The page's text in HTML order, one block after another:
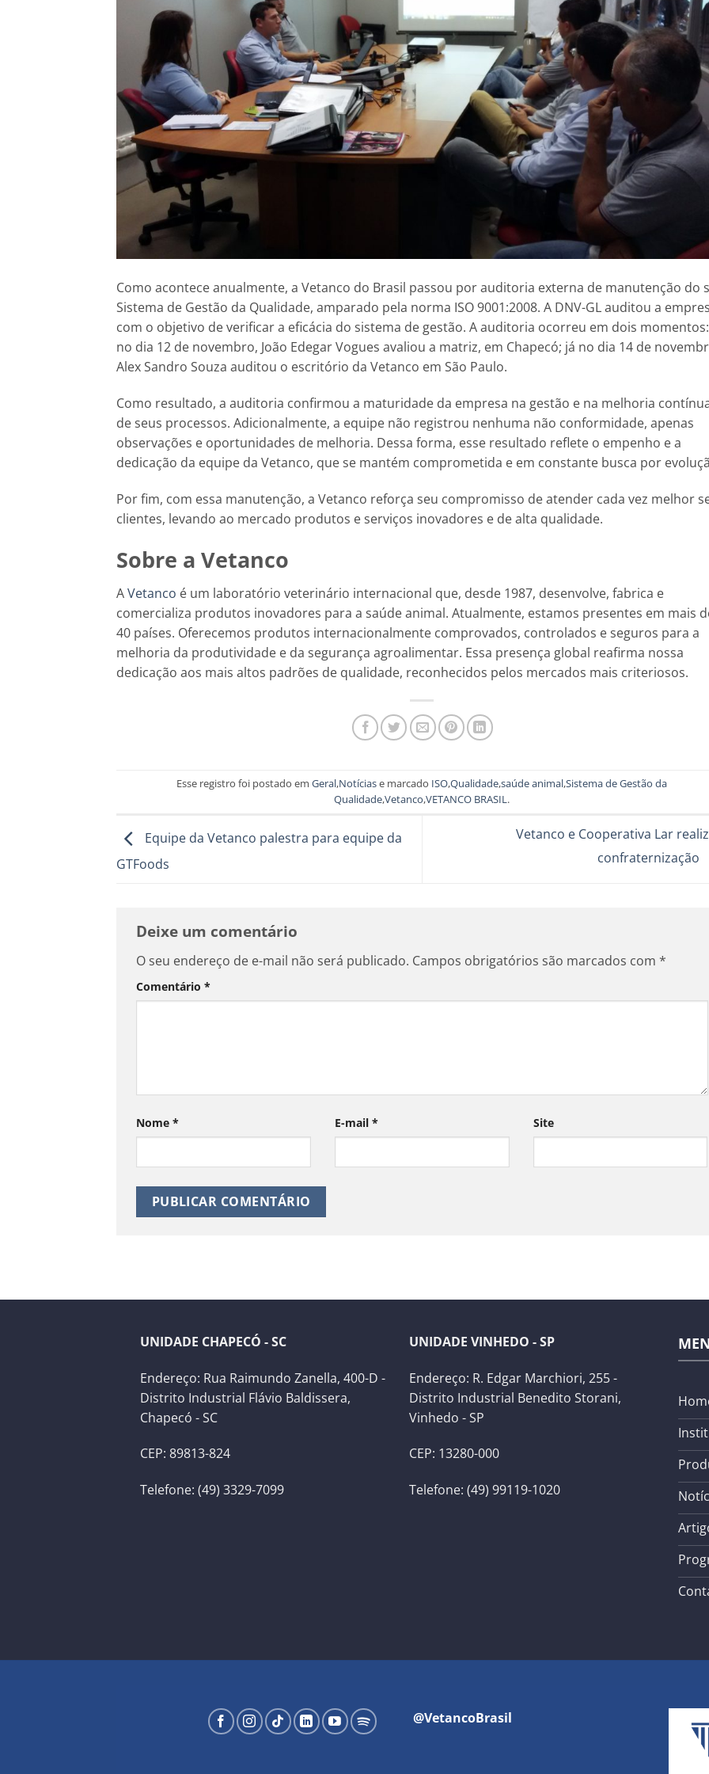
Como acontece anualmente, a Vetanco do Brasil passou por auditoria externa de manutenção do
Sistema de Gestão da Qualidade, amparado pela norma ISO 9001:2008. A DNV-GL auditou a
com o objetivo de verificar a eficácia do sistema de gestão. A auditoria ocorreu em dois momentos:
no dia 12 de novembro, João Edegar Vogues avaliou a matriz, em Chapecó; já no dia 14 de
Alex Sandro Souza auditou o escritório da Vetanco em São Paulo.
Como resultado, a auditoria confirmou a maturidade da empresa na gestão e na melhoria
de seus processos. Adicionalmente, a equipe não registrou nenhuma não conformidade, apenas
observações e oportunidades de melhoria. Dessa forma, esse resultado reflete o empenho e a
dedicação da equipe da Vetanco, que se mantém comprometida e em constante busca por
Por fim, com essa manutenção, a Vetanco reforça seu compromisso de atender cada vez melhor
clientes, levando ao mercado produtos e serviços inovadores e de alta qualidade.
Sobre a Vetanco
AVetanco é um laboratório veterinário internacional que, desde 1987, desenvolve, fabrica e
comercializa produtos inovadores para a saúde animal. Atualmente, estamos presentes em mais
40 países. Oferecemos produtos internacionalmente comprovados, controlados e seguros para a
melhoria da produtividade e da segurança agroalimentar. Essa presença global reafirma nossa
dedicação aos mais altos padrões de qualidade, reconhecidos pelos mercados mais criteriosos.
Esse registro foi postado emGeral,Notíciase marcado ISO,Qualidade,saúde animal,Sistema de Gestão da
Qualidade,Vetanco,VETANCO BRASIL.
Equipe da Vetanco palestra para equipe da
GTFoods
Vetanco e Cooperativa Lar
confraternização
Deixe um comentário
O seu endereço de e-mail não será publicado. Campos obrigatórios são marcados com *
Comentário *
Nome * E-mail * Site
UNIDADE CHAPECÓ - SC
Endereço: Rua Raimundo Zanella, 400-D -
Distrito Industrial Flávio Baldissera,
Chapecó - SC
CEP: 89813-824
Telefone: (49) 3329-7099
UNIDADE VINHEDO - SP
Endereço: R. Edgar Marchiori, 255 -
Distrito Industrial Benedito Storani,
Vinhedo - SP
CEP: 13280-000
Telefone: (49) 99119-1020
@VetancoBrasil